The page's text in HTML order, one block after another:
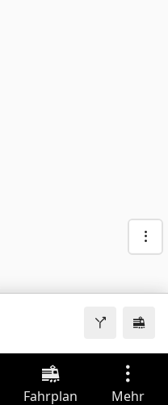
Fahrplan Mehr